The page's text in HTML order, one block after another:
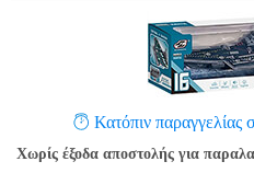
Κατόπιν παραγγελίας
Χωρίς έξοδα αποστολής για